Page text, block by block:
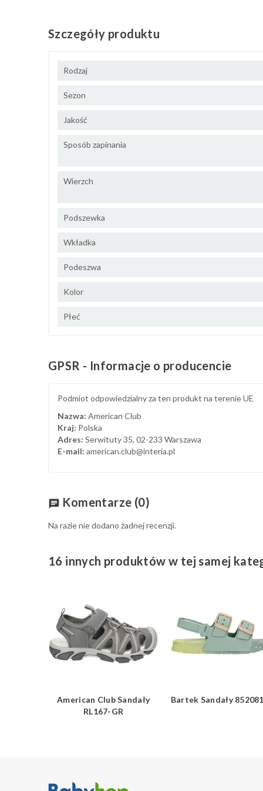
Szczegóły produktu
Rodzaj
Sezon
Jakość
Sposób zapinania
Wierzch
Podszewka
Wkładka
Podeszwa
Kolor
Płeć
GPSR - Informacje o producencie
Podmiot odpowiedzialny za ten produkt na terenie UE
Nazwa: American Club
Kraj: Polska
Adres: Serwituty 35, 02-233 Warszawa
E-mail: american.club@interia.pl
chat Komentarze (0)
Na razie nie dodano żadnej recenzji.
16 innych produktów w tej samej
American Club Sandały
RL167-GR
Bartek Sandały